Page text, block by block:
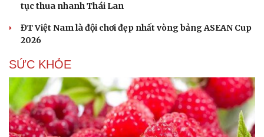
tục thua nhanh Thái Lan
ĐT Việt Nam là đội chơi đẹp nhất vòng bảng ASEAN Cup
2026
SỨC KHỎE